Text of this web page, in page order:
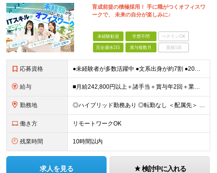
育成前提の積極採用！ 手に職がつくオフィスワ
ークで、 未来の自分が楽しみに♪
未経験歓迎 学歴不問 ベテランOK
完全週休2日 賞与複数月 面接1回
応募資格 ●未経験者が多数活躍中 ●文系出身が約7割 ●20代⇒47.9％ 30代⇒25.9％ ●第二新卒OK・学歴不問 ★人柄を重視した採用です！ ★異業種から転職してきた先輩が活躍中 ※長期勤続によるキ
給与 ■月給242,800円以上＋諸手当＋賞与年2回＋業績賞与 ※固定残業代32,813円～/20時間分を含む ※超過分は別途支給 ※経験・年齢を考慮の上、当社規定により決定 ※試用期間6ヵ月間（待遇に差異
勤務地 ◎ハイブリッド勤務あり ◎転勤なし ＜配属先＞ 東京・神奈川・千葉・埼玉など関東エリアの各プロジェクト先 ※客先常駐が基本となります。 ＜本社＞ 東京都港区海岸3-20-20 ヨコソーレインボータ
働き方 リモートワークOK
残業時間 10時間以内
求人を見る 検討中に入れる